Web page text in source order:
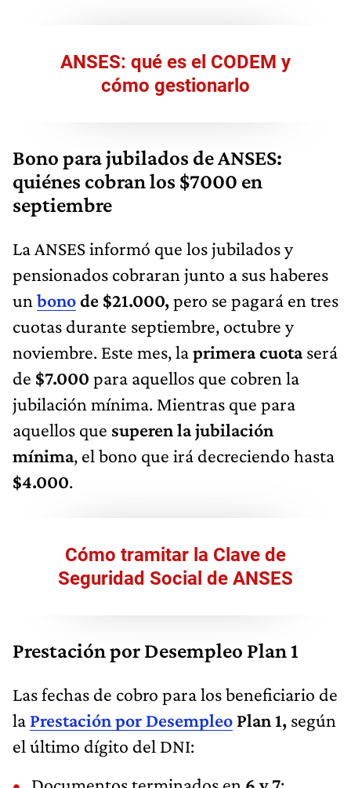
ANSES: qué es el CODEM y
cómo gestionarlo
Bono para jubilados de ANSES:
quiénes cobran los $7000 en
septiembre
La ANSES informó que los jubilados y
pensionados cobraran junto a sus haberes
un bonode $21.000,pero se pagará en tres
cuotas durante septiembre, octubre y
noviembre. Este mes, laprimera cuotaserá
de $7.000 para aquellos que cobren la
jubilación mínima. Mientras que para
aquellos que superen la jubilación
mínima, el bono que irá decreciendo hasta
$4.000.
Cómo tramitar la Clave de
Seguridad Social de ANSES
Prestación por Desempleo Plan 1
Las fechas de cobro para los beneficiario de
la Prestación por Desempleo Plan 1, según
el último dígito del DNI: